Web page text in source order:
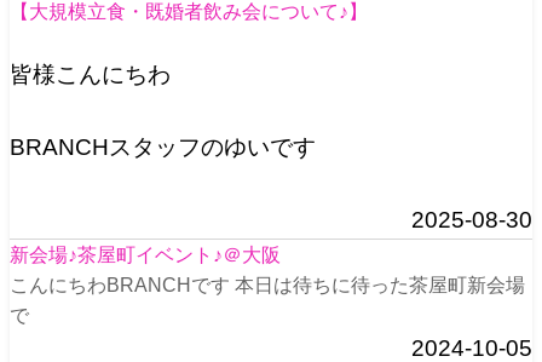
【大規模立食・既婚者飲み会について♪】
皆様こんにちわ
BRANCHスタッフのゆいです
2025-08-30
新会場♪茶屋町イベント♪＠大阪
こんにちわBRANCHです 本日は待ちに待った茶屋町新会場
で
2024-10-05